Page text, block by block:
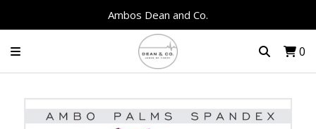
Ambos Dean and Co.
0